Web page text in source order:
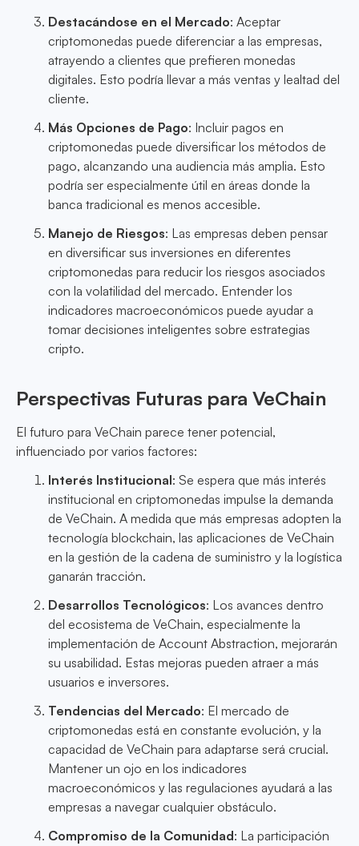
Destacándose en el Mercado: Aceptar
criptomonedas puede diferenciar a las empresas,
atrayendo a clientes que prefieren monedas
digitales. Esto podría llevar a más ventas y lealtad del
cliente.
Más Opciones de Pago: Incluir pagos en
criptomonedas puede diversificar los métodos de
pago, alcanzando una audiencia más amplia. Esto
podría ser especialmente útil en áreas donde la
banca tradicional es menos accesible.
Manejo de Riesgos: Las empresas deben pensar
en diversificar sus inversiones en diferentes
criptomonedas para reducir los riesgos asociados
con la volatilidad del mercado. Entender los
indicadores macroeconómicos puede ayudar a
tomar decisiones inteligentes sobre estrategias
cripto.
Perspectivas Futuras para VeChain
El futuro para VeChain parece tener potencial,
influenciado por varios factores:
Interés Institucional: Se espera que más interés
institucional en criptomonedas impulse la demanda
de VeChain. A medida que más empresas adopten la
tecnología blockchain, las aplicaciones de VeChain
en la gestión de la cadena de suministro y la logística
ganarán tracción.
Desarrollos Tecnológicos: Los avances dentro
del ecosistema de VeChain, especialmente la
implementación de Account Abstraction, mejorarán
su usabilidad. Estas mejoras pueden atraer a más
usuarios e inversores.
Tendencias del Mercado: El mercado de
criptomonedas está en constante evolución, y la
capacidad de VeChain para adaptarse será crucial.
Mantener un ojo en los indicadores
macroeconómicos y las regulaciones ayudará a las
empresas a navegar cualquier obstáculo.
Compromiso de la Comunidad: La participación